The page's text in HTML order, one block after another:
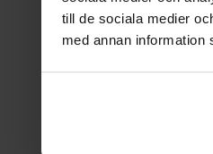
till de sociala medier
med annan information